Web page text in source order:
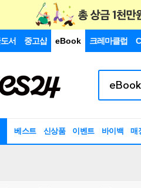
서 중고샵 eBook 크레마클럽
베스트 신상품 이벤트 바이백 매